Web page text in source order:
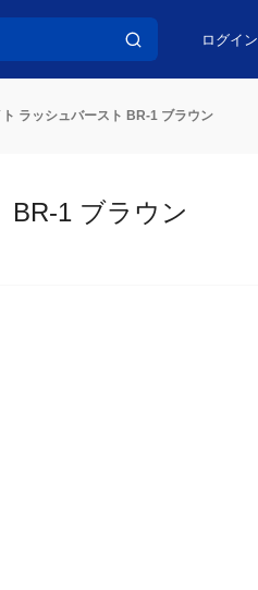
ログイン
ラッシュバースト BR-1 ブラウン
BR-1 ブラウン